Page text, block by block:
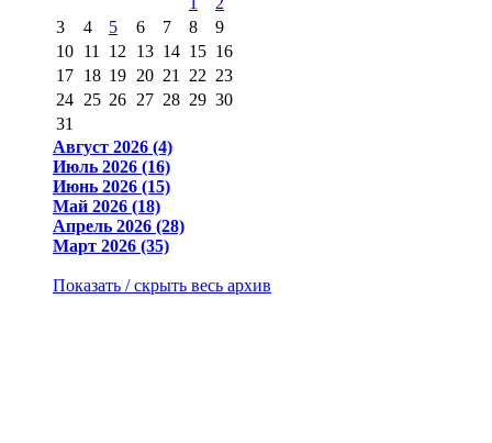
3
4 5 6 7 8
9
10 11 12 13 14 15 16
17 18 19 20 21 22 23
24 25 26 27 28 29 30
31
Август 2026 (4)
Июль 2026 (16)
Июнь 2026 (15)
Май 2026 (18)
Апрель 2026 (28)
Март 2026 (35)
Показать / скрыть весь архив